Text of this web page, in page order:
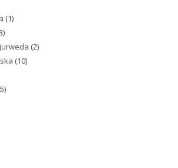
(1)
(2)
(10)